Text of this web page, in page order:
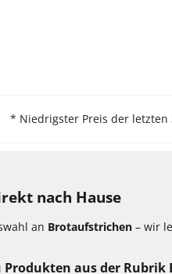
* Niedrigster Preis der letzten
nach Hause
an Brotaufstrichen – wir
Produkten aus der